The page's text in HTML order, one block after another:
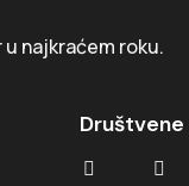
najkraćem roku.